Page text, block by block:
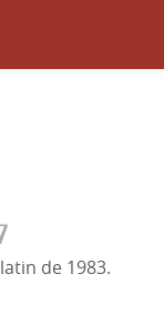
de 1983.